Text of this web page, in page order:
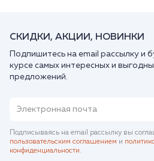
СКИДКИ, АКЦИИ, НОВИНКИ
Подпишитесь на email рассылку и
курсе самых интересных и
предложений.
Подписываясь на email рассылку вы
пользовательским соглашением и
конфиденциальности.